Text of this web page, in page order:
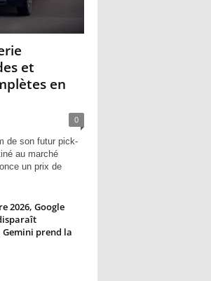
et
en
0
de son futur pick-
au marché
un prix de
2026, Google
Gemini prend la